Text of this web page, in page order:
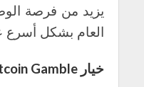
يزيد من فرصة
العام بشكل أسرع
خيارGamble